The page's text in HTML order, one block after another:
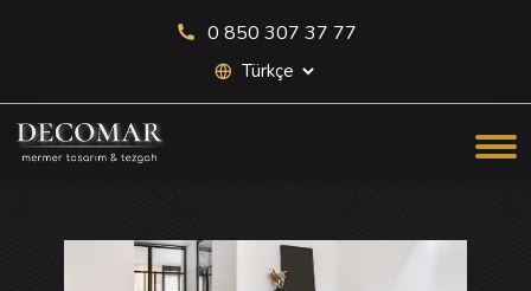
0 850 307 37 77
Site dili seçimi